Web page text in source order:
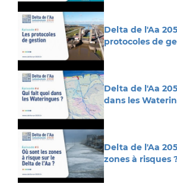
Delta de l'Aa
protocoles de
Delta de l'Aa
dans les
Delta de l'Aa
zones à risques